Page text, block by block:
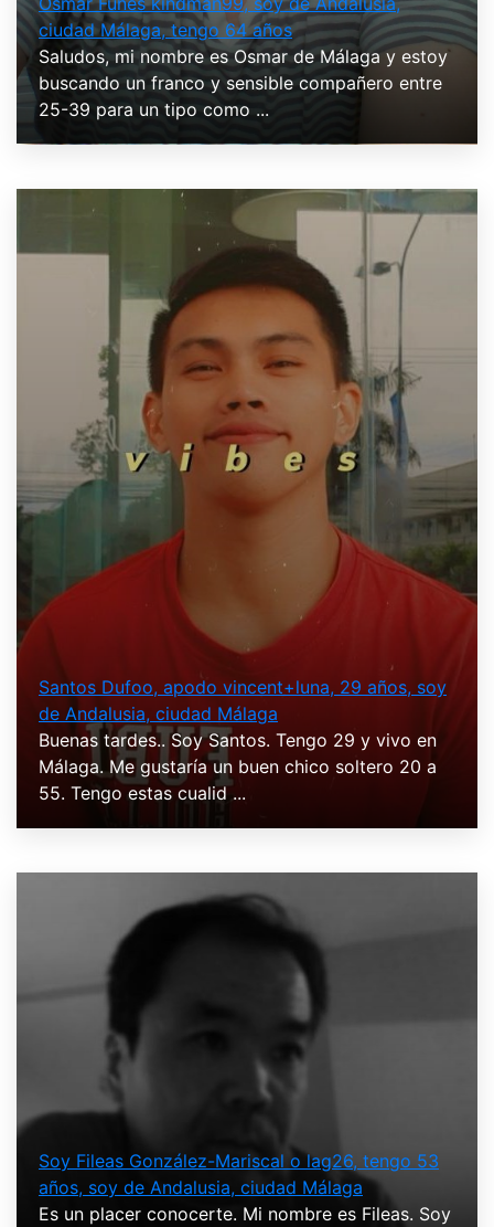
ciudad Málaga, tengo 64 años
Saludos, mi nombre es Osmar de Málaga y estoy
buscando un franco y sensible compañero entre
25-39 para un tipo como ...
Santos Dufoo, apodo vincent+luna, 29 años, soy
de Andalusia, ciudad Málaga
Buenas tardes.. Soy Santos. Tengo 29 y vivo en
Málaga. Me gustaría un buen chico soltero 20 a
55. Tengo estas cualid ...
Soy Fileas González-Mariscal o lag26, tengo 53
años, soy de Andalusia, ciudad Málaga
Es un placer conocerte. Mi nombre es Fileas. Soy